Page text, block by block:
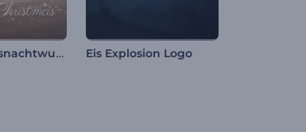
Weihnachtsnachtwunder-Intro Eis Explosion Logo